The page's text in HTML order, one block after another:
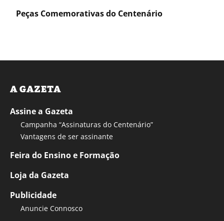
Peças Comemorativas do Centenário
A GAZETA
Assine a Gazeta
Campanha “Assinaturas do Centenário”
Vantagens de ser assinante
Feira do Ensino e Formação
Loja da Gazeta
Publicidade
Anuncie Connosco